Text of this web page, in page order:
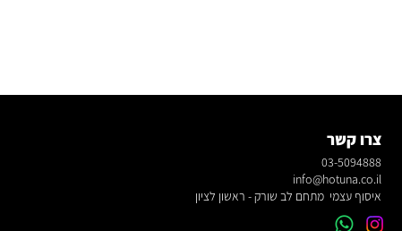
צרו קשר
03-5094888
info@hotuna.co.il
איסוף עצמי מתחם לב שורק - ראשון לציון